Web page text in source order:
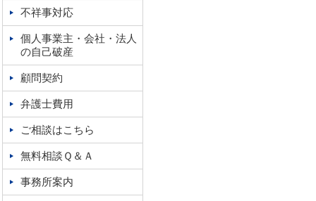
不祥事対応
個人事業主・会社・法人
の自己破産
顧問契約
弁護士費用
ご相談はこちら
無料相談Ｑ＆Ａ
事務所案内